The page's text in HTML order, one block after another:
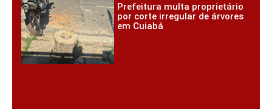
Prefeitura multa proprietário
por corte irregular de árvores
em Cuiabá